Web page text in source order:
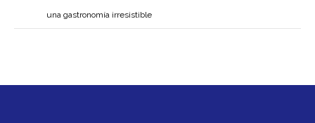
una gastronomía irresistible